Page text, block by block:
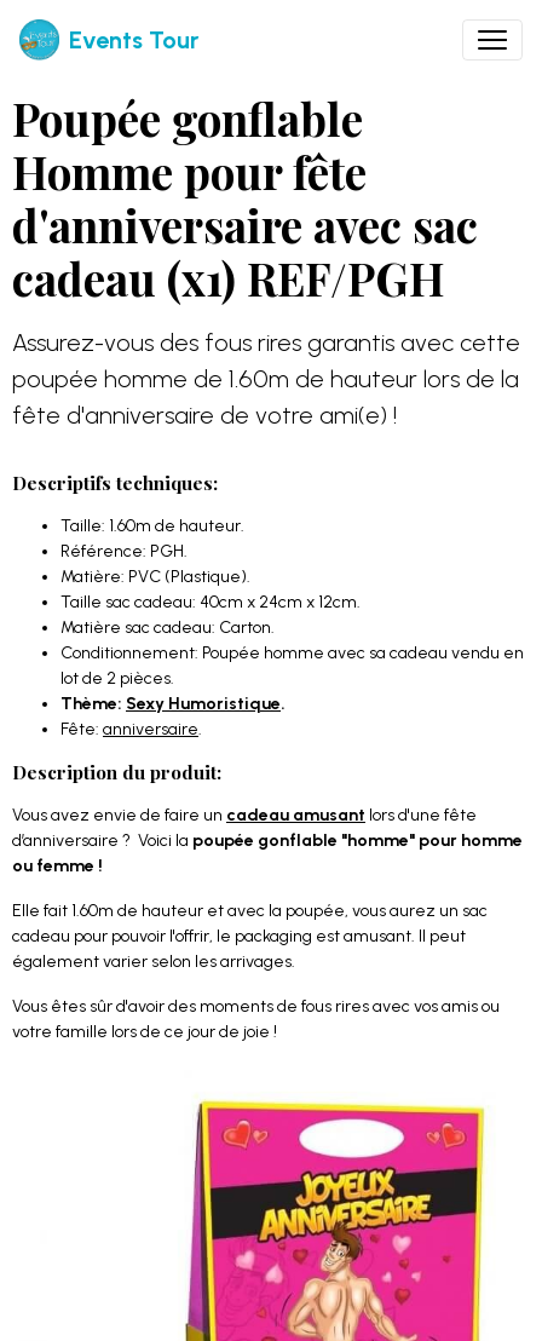
Events Tour
Poupée gonflable
Homme pour fête
d'anniversaire avec sac
cadeau (x1) REF/PGH
Assurez-vous des fous rires garantis avec cette
poupée homme de 1.60m de hauteur lors de la
fête d'anniversaire de votre ami(e) !
Descriptifs techniques:
Taille: 1.60m de hauteur.
Référence: PGH.
Matière: PVC (Plastique).
Taille sac cadeau: 40cm x 24cm x 12cm.
Matière sac cadeau: Carton.
Conditionnement: Poupée homme avec sa cadeau vendu en
lot de 2 pièces.
Thème: Sexy Humoristique.
Fête: anniversaire.
Description du produit:
Vous avez envie de faire un cadeau amusant lors d'une fête
d’anniversaire ? Voici la poupée gonflable "homme" pour homme
ou femme !
Elle fait 1.60m de hauteur et avec la poupée, vous aurez un sac
cadeau pour pouvoir l'offrir, le packaging est amusant. Il peut
également varier selon les arrivages.
Vous êtes sûr d'avoir des moments de fous rires avec vos amis ou
votre famille lors de ce jour de joie !